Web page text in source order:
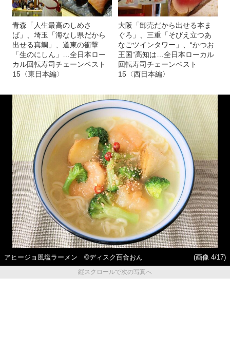
青森「人生最高のしめさ
ば」、埼玉「海なし県だから
出せる真鯛」、道東の衝撃
「生のにしん」…全日本ロー
カル回転寿司チェーンベスト
15〈東日本編〉
大阪「卸売だから出せる本ま
ぐろ」、三重「そびえ立つあ
なごツインタワー」、“かつお
王国”高知は…全日本ローカル
回転寿司チェーンベスト
15〈西日本編〉
アヒージョ風塩ラーメン ©ディスク百合おん
(画像 4/17)
縦スクロールで次の写真へ